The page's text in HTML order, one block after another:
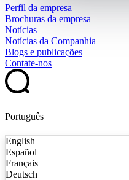
Perfil da empresa
Brochuras da empresa
Notícias
Notícias da Companhia
Blogs e publicações
Contate-nos
Português
English
Español
Français
Deutsch